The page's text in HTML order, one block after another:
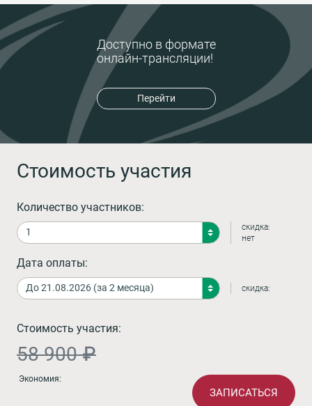
Доступно в формате
онлайн-трансляции!
Перейти
Стоимость участия
Количество участников:
скидка:
нет
Дата оплаты:
скидка:
Стоимость участия:
58 900 ₽
Экономия:
ЗАПИСАТЬСЯ